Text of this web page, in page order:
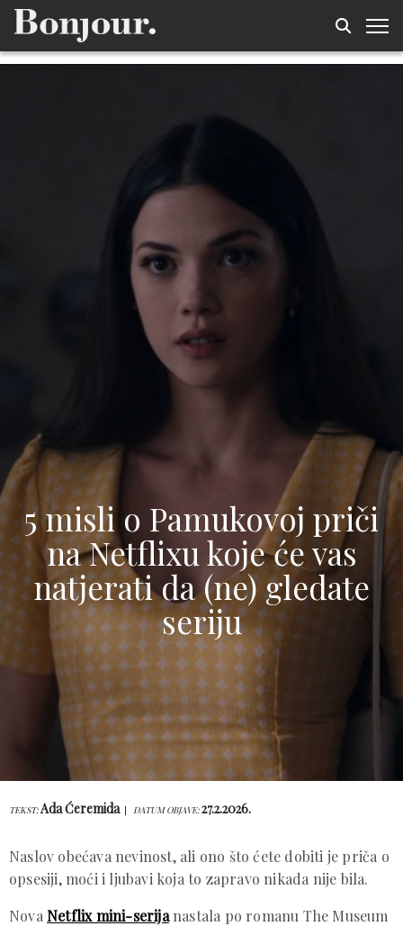
5 misli o Pamukovoj priči
na Netflixu koje će vas
natjerati da (ne) gledate
seriju
TEKST:Ada Ćeremida DATUM OBJAVE:27.2.2026.
Naslov obećava nevinost, ali ono što ćete dobiti je priča o
opsesiji, moći i ljubavi koja to zapravo nikada nije bila.
Nova Netflix mini-serijanastala po romanu The Museum